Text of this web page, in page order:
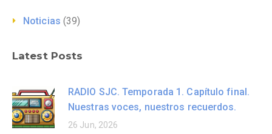
Noticias (39)
Latest Posts
RADIO SJC. Temporada 1. Capítulo final.
Nuestras voces, nuestros recuerdos.
26 Jun, 2026